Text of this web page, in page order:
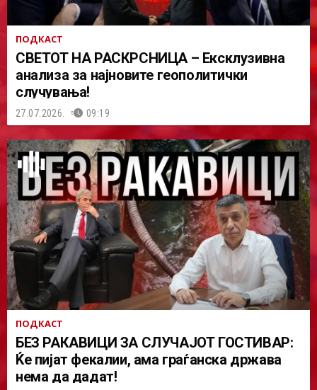
ПОДКАСТ
СВЕТОТ НА РАСКРСНИЦА – Ексклузивна
анализа за најновите геополитички
случувања!
27.07.2026. 09:19
ПОДКАСТ
БЕЗ РАКАВИЦИ ЗА СЛУЧАЈОТ ГОСТИВАР:
Ќе пијат фекалии, ама граѓанска држава
нема да дадат!